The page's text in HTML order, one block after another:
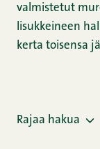
valmistetut
lisukkeineen
kerta toisensa
Rajaa hakua